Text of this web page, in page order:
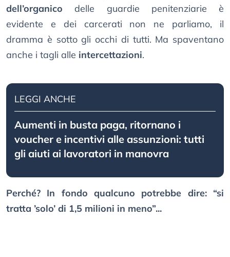
dell’organico delle guardie penitenziarie è
evidente e dei carcerati non ne parliamo, il
dramma è sotto gli occhi di tutti. Ma spaventano
anche i tagli alle intercettazioni.
LEGGI ANCHE
Aumenti in busta paga, ritornano i
voucher e incentivi alle assunzioni: tutti
gli aiuti ai lavoratori in manovra
Perché? In fondo qualcuno potrebbe dire: “si
tratta ’solo’ di 1,5 milioni in meno”...